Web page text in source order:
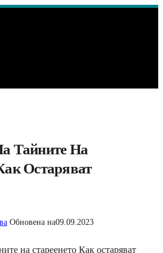
Тайните На
Остаряват
Обновена на09.09.2023